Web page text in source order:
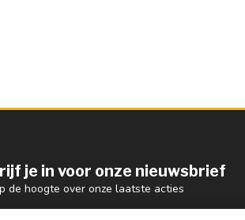
je in voor onze nieuwsbrief
de hoogte over onze laatste acties